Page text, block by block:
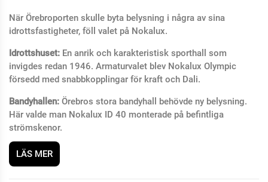
När Örebroporten skulle byta belysning i några av sina
idrottsfastigheter, föll valet på Nokalux.
Idrottshuset: En anrik och karakteristisk sporthall som
invigdes redan 1946. Armaturvalet blev Nokalux Olympic
försedd med snabbkopplingar för kraft och Dali.
Bandyhallen: Örebros stora bandyhall behövde ny belysning.
Här valde man Nokalux ID 40 monterade på befintliga
strömskenor.
LÄS MER